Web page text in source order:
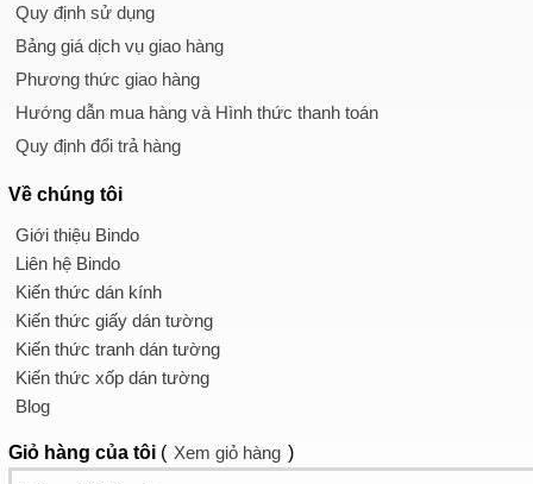
Quy định sử dụng
Bảng giá dịch vụ giao hàng
Phương thức giao hàng
Hướng dẫn mua hàng và Hình thức thanh toán
Quy định đổi trả hàng
Về chúng tôi
Giới thiệu Bindo
Liên hệ Bindo
Kiến thức dán kính
Kiến thức giấy dán tường
Kiến thức tranh dán tường
Kiến thức xốp dán tường
Blog
Giỏ hàng của tôi ( Xem giỏ hàng )